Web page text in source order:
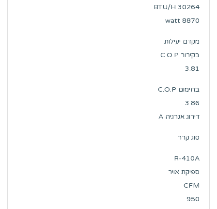
BTU/H 30264
watt 8870
מקדם יעילות
בקירור C.O.P
3.81
בחימום C.O.P
3.86
דירוג אנרגיה A
סוג קרר
R-410A
ספיקת אויר
CFM
950